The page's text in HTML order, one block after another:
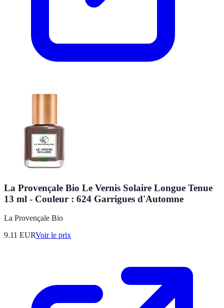
La Provençale Bio Le Vernis Solaire Longue Tenue
13 ml - Couleur : 624 Garrigues d'Automne
La Provençale Bio
9.11 EURVoir le prix